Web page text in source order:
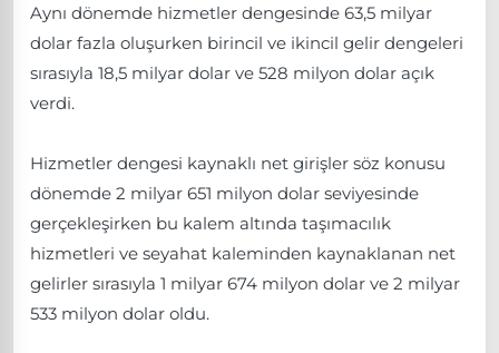
Aynı dönemde hizmetler dengesinde 63,5 milyar
dolar fazla oluşurken birincil ve ikincil gelir dengeleri
sırasıyla 18,5 milyar dolar ve 528 milyon dolar açık
verdi.
Hizmetler dengesi kaynaklı net girişler söz konusu
dönemde 2 milyar 651 milyon dolar seviyesinde
gerçekleşirken bu kalem altında taşımacılık
hizmetleri ve seyahat kaleminden kaynaklanan net
gelirler sırasıyla 1 milyar 674 milyon dolar ve 2 milyar
533 milyon dolar oldu.